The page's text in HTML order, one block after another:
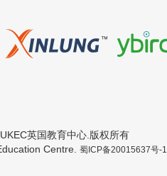
英国教育中心.版权所有
Centre. 蜀ICP备20015637号-1